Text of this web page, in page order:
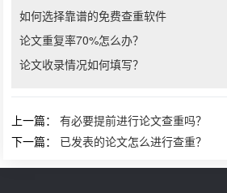
如何选择靠谱的免费查重软件
论文重复率70%怎么办？
论文收录情况如何填写？
上一篇：有必要提前进行论文查重吗？
下一篇： 已发表的论文怎么进行查重？